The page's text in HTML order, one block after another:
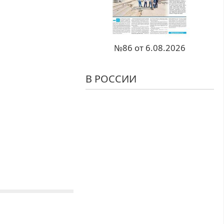
№86 от 6.08.2026
В РОССИИ